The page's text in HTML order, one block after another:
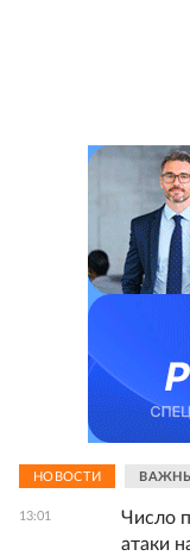
НОВОСТИ
13:01
Число
атаки